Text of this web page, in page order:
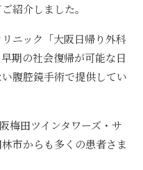
紹介しました。
ニック「大阪日帰り外科
期の社会復帰が可能な日
腹腔鏡手術で提供してい
梅田ツインタワーズ・サ
市からも多くの患者さま